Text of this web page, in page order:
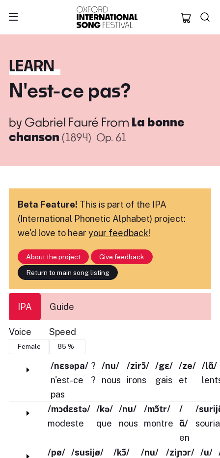
Oxford
LEARN
N'est-ce pas?
by Gabriel Fauré From La bonne
chanson (1894) Op. 61
Beta Feature! This is part of the IPA
(International Phonetic Alphabet) project:
we'd love to hear your feedback!
About the project
Give feedback
Return to main song listing
IPA Guide
Voice Speed
/nɛsəpa/
n'est-ce
pas
?
?
/nu/
nous
/zirɔ̃/
irons
/gɛ/
gais
/ze/
et
/lɑ̃/
/mɔdɛstə/
modeste
/kə/
que
/nu/
nous
/mɔ̃tr/
montre
/
ɑ̃/
en
/
/pø/ /susijø/
/kɔ̃/
/nu/
/ziɲɔr/ /u/